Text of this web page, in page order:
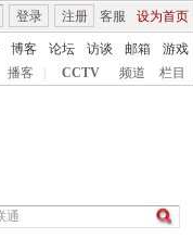
客服 设为首页
登录 注册
博客 论坛 访谈 邮箱
游戏
播客 CCTV 频道 栏目